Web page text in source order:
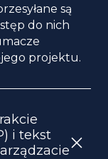
są
do nich
projektu.
i tekst